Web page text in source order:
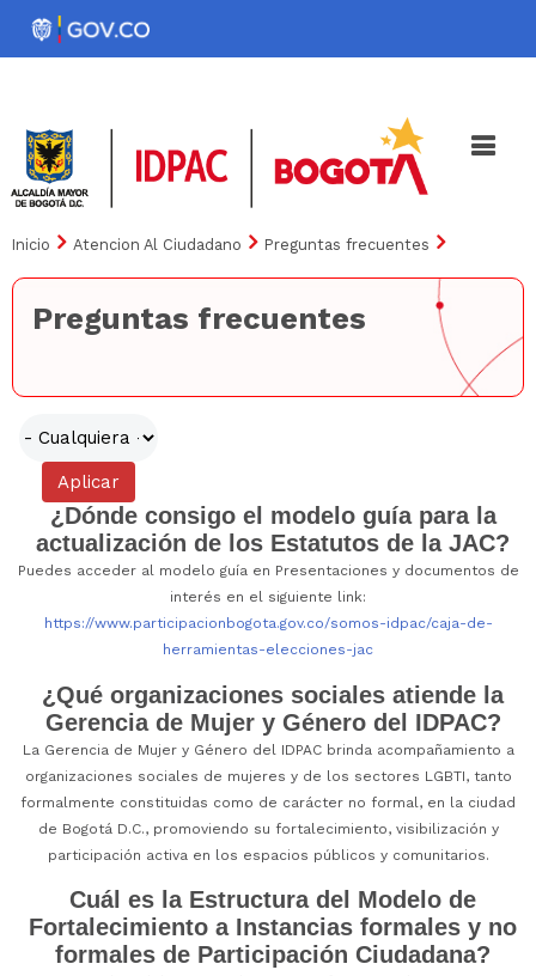
Pasar
Noticias Iniciativas
Inicio Atencion Al Ciudadano Preguntas frecuentes
Preguntas frecuentes
¿Dónde consigo el modelo guía para la
actualización de los Estatutos de la JAC?
Puedes acceder al modelo guía en Presentaciones y documentos de
interés en el siguiente link:
https://www.participacionbogota.gov.co/somos-idpac/caja-de-
herramientas-elecciones-jac
¿Qué organizaciones sociales atiende la
Gerencia de Mujer y Género del IDPAC?
La Gerencia de Mujer y Género del IDPAC brinda acompañamiento a
organizaciones sociales de mujeres y de los sectores LGBTI, tanto
formalmente constituidas como de carácter no formal, en la ciudad
de Bogotá D.C., promoviendo su fortalecimiento, visibilización y
participación activa en los espacios públicos y comunitarios.
Cuál es la Estructura del Modelo de
Fortalecimiento a Instancias formales y no
formales de Participación Ciudadana?